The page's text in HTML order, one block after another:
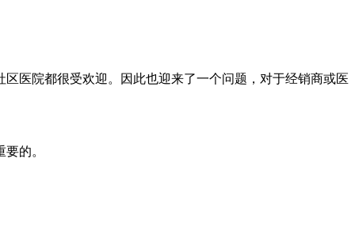
区医院都很受欢迎。因此也迎来了一个问题，对于经销商或医
的。